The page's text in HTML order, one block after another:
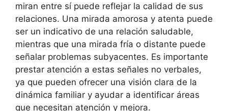
miran entre sí puede reflejar la calidad de sus
relaciones. Una mirada amorosa y atenta puede
ser un indicativo de una relación saludable,
mientras que una mirada fría o distante puede
señalar problemas subyacentes. Es importante
prestar atención a estas señales no verbales,
ya que pueden ofrecer una visión clara de la
dinámica familiar y ayudar a identificar áreas
que necesitan atención y mejora.